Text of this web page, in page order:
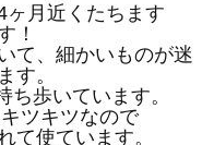
ヶ月近くたちます
！
て、細かいものが迷
す。
ち歩いています。
ツキツなので
使ています。